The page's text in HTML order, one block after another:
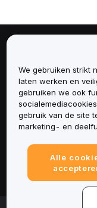
Diensten
Ondersteuning
Juridisch
We gebruiken strikt
laten werken en
gebruiken we ook
gebruik van de site
marketing- en
Alle